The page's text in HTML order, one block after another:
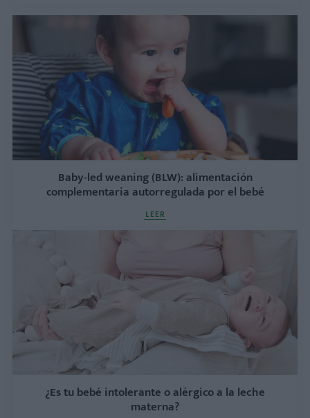
Baby-led weaning (BLW): alimentación
complementaria autorregulada por el bebé
LEER
¿Es tu bebé intolerante o alérgico a la leche
materna?